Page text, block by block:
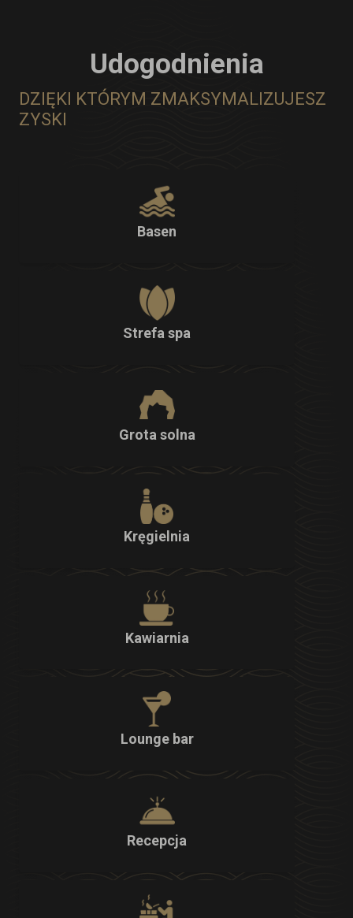
Udogodnienia
DZIĘKI KTÓRYM ZMAKSYMALIZUJESZ
ZYSKI
Basen
Strefa spa
Grota solna
Kręgielnia
Kawiarnia
Lounge bar
Recepcja